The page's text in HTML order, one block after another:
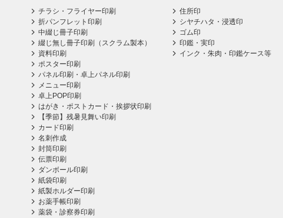
チラシ・フライヤー印刷
折パンフレット印刷
中綴じ冊子印刷
綴じ無し冊子印刷（スクラム製本）
資料印刷
ポスター印刷
パネル印刷・卓上パネル印刷
メニュー印刷
卓上POP印刷
はがき・ポストカード・挨拶状印刷
【季節】残暑見舞い印刷
カード印刷
名刺作成
封筒印刷
伝票印刷
ダンボール印刷
紙袋印刷
紙製ホルダー印刷
お薬手帳印刷
薬袋・診察券印刷
住所印
シヤチハタ・浸透印
ゴム印
印鑑・実印
インク・朱肉・印鑑ケース等